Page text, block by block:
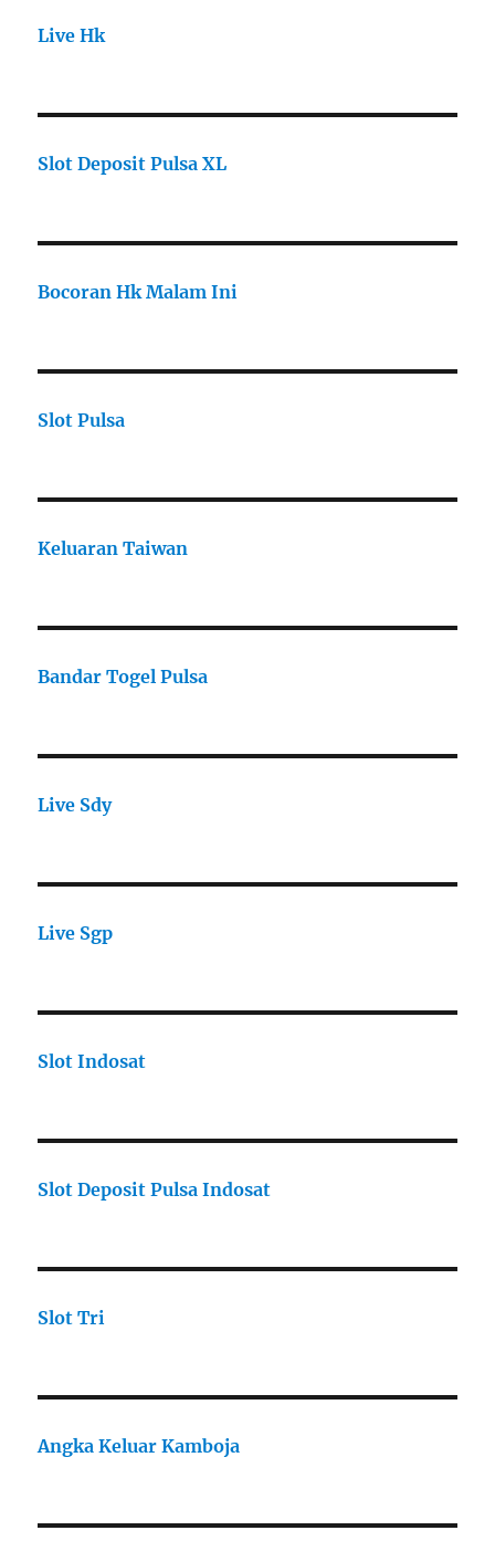
Live Hk
Slot Deposit Pulsa XL
Bocoran Hk Malam Ini
Slot Pulsa
Keluaran Taiwan
Bandar Togel Pulsa
Live Sdy
Live Sgp
Slot Indosat
Slot Deposit Pulsa Indosat
Slot Tri
Angka Keluar Kamboja